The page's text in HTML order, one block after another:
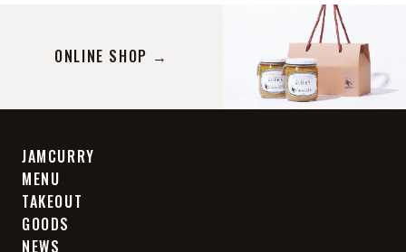
ONLINE SHOP →
JAMCURRY
MENU
TAKEOUT
GOODS
NEWS